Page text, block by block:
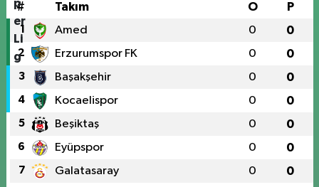
# Takım O P
1 Amed 0 0
2 Erzurumspor FK 0 0
3 Başakşehir 0 0
4 Kocaelispor 0 0
5 Beşiktaş 0 0
6 Eyüpspor 0 0
7 Galatasaray 0 0